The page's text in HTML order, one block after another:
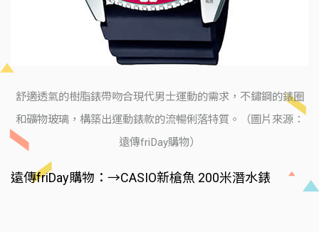
舒適透氣的樹脂錶帶吻合現代男士運動的需求，不鏽鋼的錶圈
和礦物玻璃，構築出運動錶款的流暢俐落特質。（圖片來源：
遠傳friDay購物）
遠傳friDay購物：→CASIO新槍魚 200米潛水錶